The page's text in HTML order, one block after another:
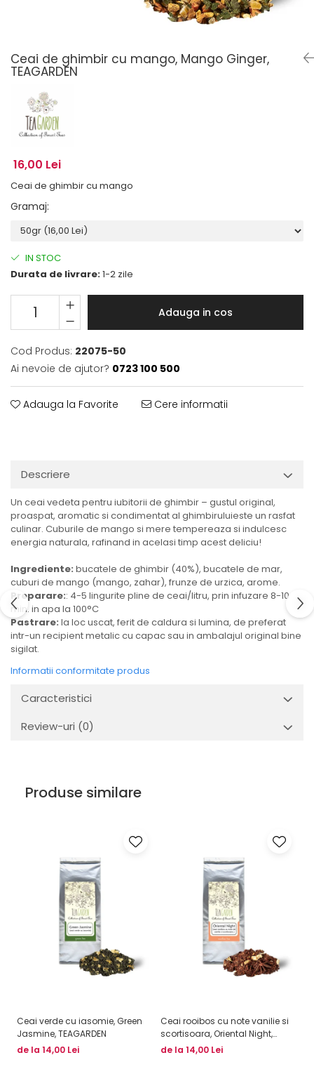
Ceai de ghimbir cu mango, Mango Ginger,
TEAGARDEN
16,00 Lei
Ceai de ghimbir cu mango
Gramaj:
IN STOC
Durata de livrare:1-2 zile
Adauga in cos
Cod Produs: 22075-50
Ai nevoie de ajutor? 0723 100 500
Adauga la Favorite Cere informatii
Descriere
Un ceai vedeta pentru iubitorii de ghimbir – gustul original,
proaspat, aromatic si condimentat al ghimbiruluieste un rasfat
culinar. Cuburile de mango si mere tempereaza si indulcesc
energia naturala, rafinand in acelasi timp acest deliciu!
Ingrediente: bucatele de ghimbir (40%), bucatele de mar,
cuburi de mango (mango, zahar), frunze de urzica, arome.
Preparare:: 4-5 lingurite pline de ceai/litru, prin infuzare 8-10
min. in apa la 100°C
Pastrare: la loc uscat, ferit de caldura si lumina, de preferat
intr-un recipient metalic cu capac sau in ambalajul original bine
sigilat.
Informatii conformitate produs
Caracteristici
Review-uri (0)
Produse similare
Ceai verde cu iasomie, Green
Jasmine, TEAGARDEN
de la 14,00 Lei
Ceai rooibos cu note vanilie si
scortisoara, Oriental Night,
TEAGRDEN
de la 14,00 Lei